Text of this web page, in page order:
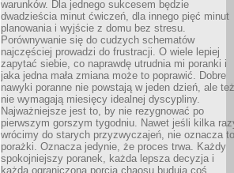
warunków. Dla jednego sukcesem będzie
dwadzieścia minut ćwiczeń, dla innego pięć minut
planowania i wyjście z domu bez stresu.
Porównywanie się do cudzych schematów
najczęściej prowadzi do frustracji. O wiele lepiej
zapytać siebie, co naprawdę utrudnia mi poranki i
jaka jedna mała zmiana może to poprawić. Dobre
nawyki poranne nie powstają w jeden dzień, ale też
nie wymagają miesięcy idealnej dyscypliny.
Najważniejsze jest to, by nie rezygnować po
pierwszym gorszym tygodniu. Nawet jeśli kilka
wrócimy do starych przyzwyczajeń, nie oznacza to
porażki. Oznacza jedynie, że proces trwa. Każdy
spokojniejszy poranek, każda lepsza decyzja i
każda ograniczona porcja chaosu budują coś